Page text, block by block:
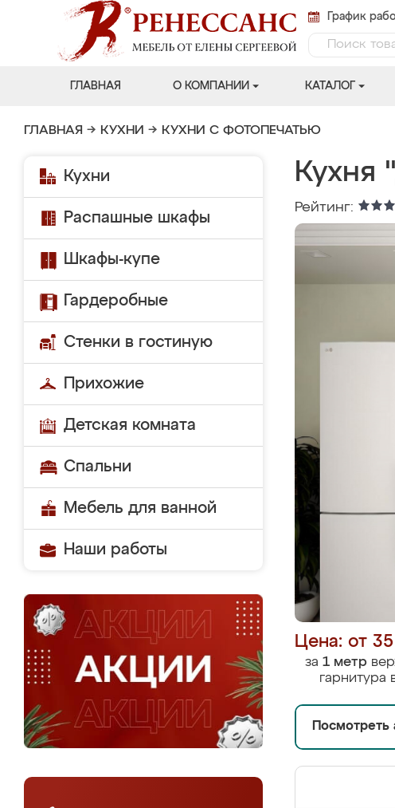
График
ГЛАВНАЯ О КОМПАНИИ КАТАЛОГ
ГЛАВНАЯ → КУХНИ → КУХНИ С ФОТОПЕЧАТЬЮ
Кухни
Распашные шкафы
Шкафы-купе
Гардеробные
Стенки в гостиную
Прихожие
Детская комната
Спальни
Мебель для ванной
Наши работы
Кухня
Рейтинг:
Цена: от
за 1 метр
гарнитура